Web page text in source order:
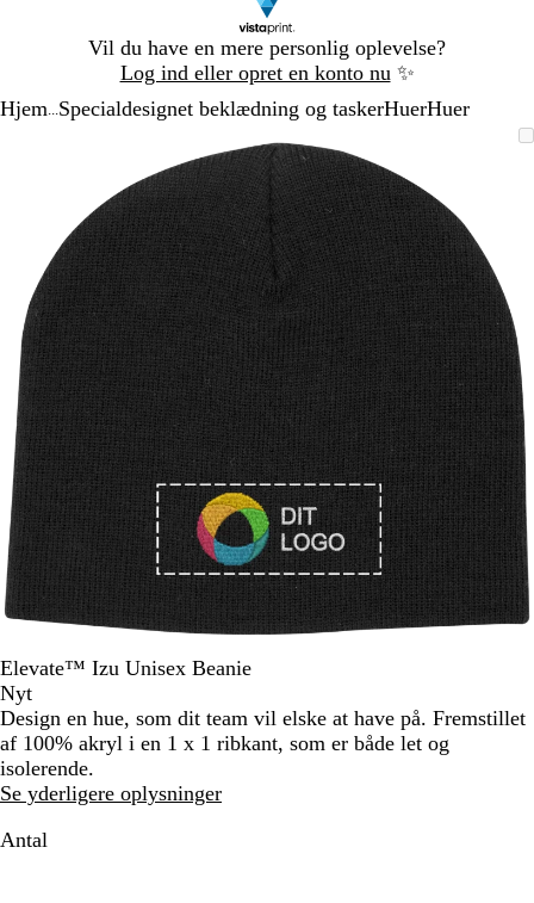
Vil du have en mere personlig oplevelse?
Log ind eller opret en konto nu ✨
1
Hjem Specialdesignet beklædning og taskerHuerHuer
billede
til
minimum
for
at
udvide
tasterne
plus
og
minus
til
at
zoome
og
piletasterne
til
at
panorere
Elevate™ Izu Unisex Beanie
Nyt
Design en hue, som dit team vil elske at have på. Fremstillet
af 100% akryl i en 1 x 1 ribkant, som er både let og
isolerende.
Se yderligere oplysninger
Antal